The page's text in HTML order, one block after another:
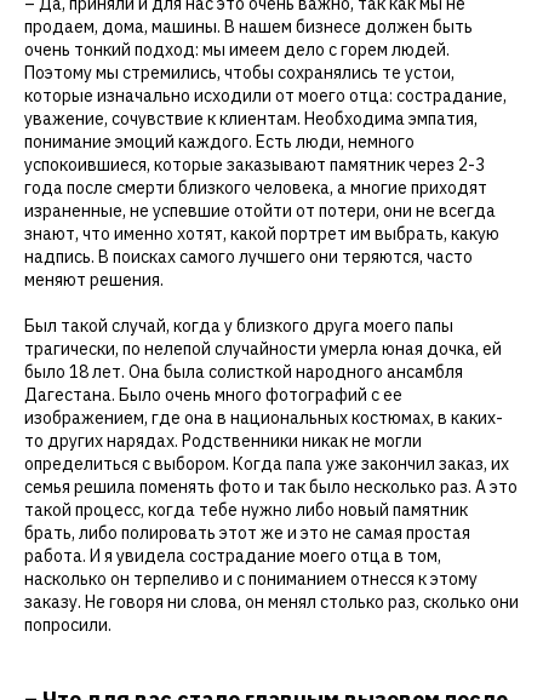
продаем, дома, машины. В нашем бизнесе должен быть
очень тонкий подход: мы имеем дело с горем людей.
Поэтому мы стремились, чтобы сохранялись те устои,
которые изначально исходили от моего отца: сострадание,
уважение, сочувствие к клиентам. Необходима эмпатия,
понимание эмоций каждого. Есть люди, немного
успокоившиеся, которые заказывают памятник через 2-3
года после смерти близкого человека, а многие приходят
израненные, не успевшие отойти от потери, они не всегда
знают, что именно хотят, какой портрет им выбрать, какую
надпись. В поисках самого лучшего они теряются, часто
меняют решения.
Был такой случай, когда у близкого друга моего папы
трагически, по нелепой случайности умерла юная дочка, ей
было 18 лет. Она была солисткой народного ансамбля
Дагестана. Было очень много фотографий с ее
изображением, где она в национальных костюмах, в каких-
то других нарядах. Родственники никак не могли
определиться с выбором. Когда папа уже закончил заказ, их
семья решила поменять фото и так было несколько раз. А это
такой процесс, когда тебе нужно либо новый памятник
брать, либо полировать этот же и это не самая простая
работа. И я увидела сострадание моего отца в том,
насколько он терпеливо и с пониманием отнесся к этому
заказу. Не говоря ни слова, он менял столько раз, сколько они
попросили.